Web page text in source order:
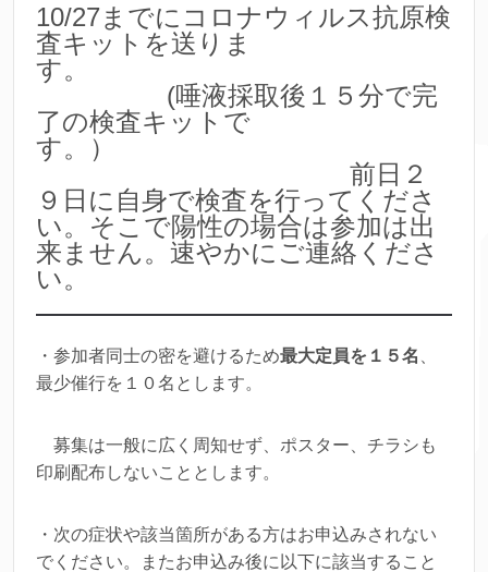
10/27までにコロナウィルス抗原検
査キットを送りま
す。
(唾液採取後１５分で完
了の検査キットで
す。）
前日２
９日に自身で検査を行ってくださ
い。そこで陽性の場合は参加は出
来ません。速やかにご連絡くださ
い。
・参加者同士の密を避けるため最大定員を１５名
最少催行を１０名とします。
募集は一般に広く周知せず、ポスター、チラシも
印刷配布しないこととします。
・次の症状や該当箇所がある方はお申込みされない
でください。またお申込み後に以下に該当すること